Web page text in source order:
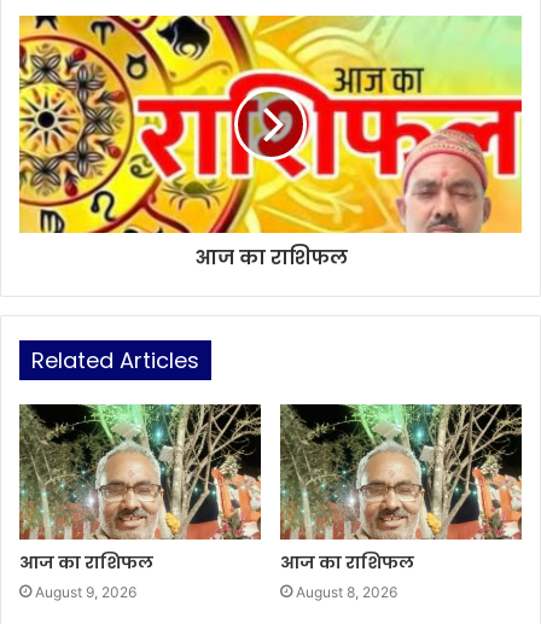
आज का राशिफल
Related Articles
आज का राशिफल
August 9, 2026
आज का राशिफल
August 8, 2026